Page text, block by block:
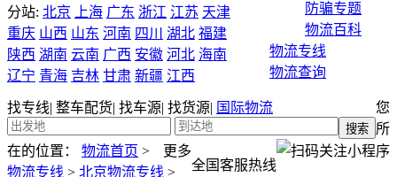
防骗专题
物流百科
物流专线
物流查询
找专线| 整车配货| 找车源| 找货源| 国际物流
全国客服热线
分站: 北京 上海 广东 浙江 江苏 天津
重庆 山西 山东 河南 四川 湖北 福建
陕西 湖南 云南 广西 安徽 河北 海南
辽宁 青海 吉林 甘肃 新疆 江西
更多
您
所
在的位置：
物流首页 >
物流专线 > 北京物流专线 >